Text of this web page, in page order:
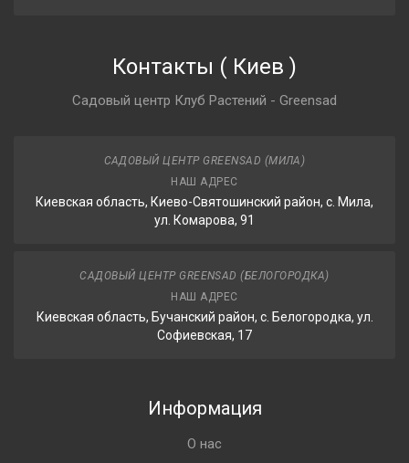
Контакты ( Киев )
Садовый центр Клуб Растений - Greensad
САДОВЫЙ ЦЕНТР GREENSAD (МИЛА)
НАШ АДРЕС
Киевская область, Киево-Святошинский район, с. Мила,
ул. Комарова, 91
САДОВЫЙ ЦЕНТР GREENSAD (БЕЛОГОРОДКА)
НАШ АДРЕС
Киевская область, Бучанский район, с. Белогородка, ул.
Софиевская, 17
Информация
О нас